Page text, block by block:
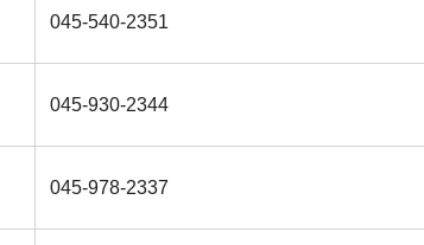
045-540-2351
045-930-2344
045-978-2337